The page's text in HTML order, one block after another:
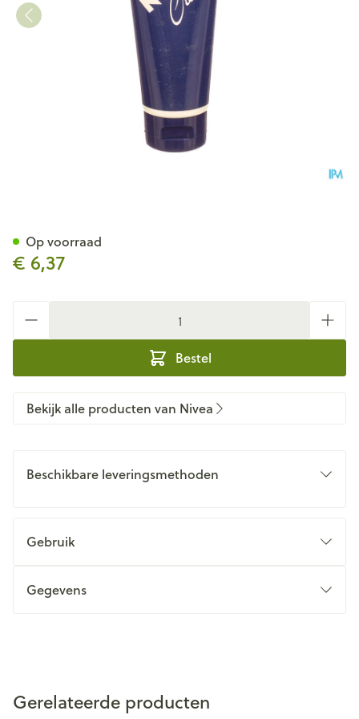
€ 6,37
Bestel
Op voorraad
Bekijk alle producten van Nivea
Beschikbare leveringsmethoden
Gebruik
Gegevens
Gerelateerde producten